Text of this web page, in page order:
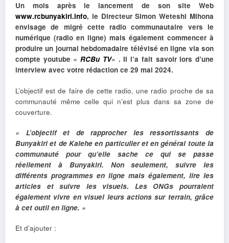
Un mois après le lancement de son site Web
www.rcbunyakiri.info, le Directeur Simon Weteshi Mihona
envisage de migré cette radio communautaire vers le
numérique (radio en ligne) mais également commencer à
produire un journal hebdomadaire télévisé en ligne via son
compte youtube «RCBu TV« . Il l’a fait savoir lors d’une
interview avec votre rédaction ce 29 mai 2024.
L’objectif est de faire de cette radio, une radio proche de sa
communauté même celle qui n’est plus dans sa zone de
couverture.
« L’objectif et de rapprocher les ressortissants de
Bunyakiri et de Kalehe en particulier et en général toute la
communauté pour qu’elle sache ce qui se passe
réellement à Bunyakiri. Non seulement, suivre les
différents programmes en ligne mais également, lire les
articles et suivre les visuels. Les ONGs pourraient
également vivre en visuel leurs actions sur terrain, grâce
à cet outil en ligne. »
Et d’ajouter :